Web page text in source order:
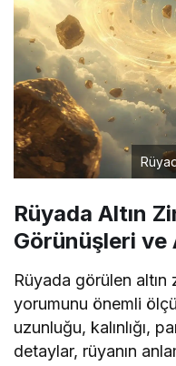
Rüyada Altın
Görünüşleri ve
Rüyada görülen altın
yorumunu önemli
uzunluğu, kalınlığı,
detaylar, rüyanın